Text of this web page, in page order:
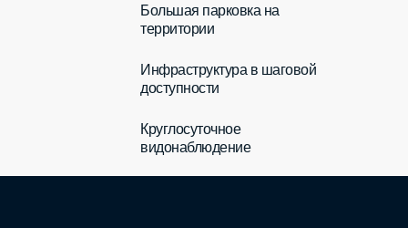
Большая парковка на
территории
Инфраструктура в шаговой
доступности
Круглосуточное
видонаблюдение